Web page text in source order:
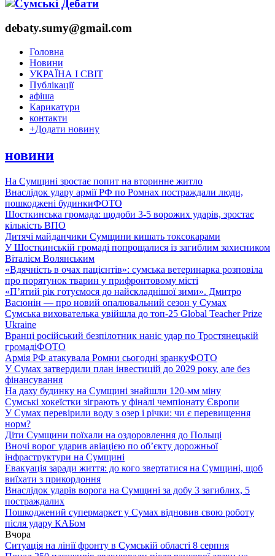
debaty.sumy@gmail.com
Головна
Новини
УКРАЇНА І СВІТ
Публікації
афіша
Карикатури
контакти
+Додати новину
новини
На Сумщині зростає попит на вторинне житло
Внаслідок удару армії РФ по Ромнах постраждали люди,
пошкоджені будинкиФОТО
Шосткинська громада: щодоби 3-5 ворожих ударів, зростає
кількість ВПО
Дитячі майданчики Сумщини кишать токсокарами
У Шосткинській громаді попрощалися із загиблим захисником
Віталієм Волянським
«Вдячність в очах пацієнтів»: сумська ветеринарка розповіла
про порятунок тварин у прифронтовому місті
«П’ятий рік готуємося до найскладнішої зими». Дмитро
Васюнін — про новий опалювальний сезон у Сумах
Сумська вихователька увійшла до топ-25 Global Teacher Prize
Ukraine
Вранці російський безпілотник наніс удар по Тростянецькій
громадіФОТО
Армія РФ атакувала Ромни сьогодні зранкуФОТО
У Сумах затвердили план інвестицій до 2029 року, але без
фінансування
На даху будинку на Сумщині знайшли 120-мм міну
Сумські хокеїстки зіграють у фіналі чемпіонату Європи
У Сумах перевірили воду з озер і річки: чи є перевищення
норм?
Діти Сумщини поїхали на оздоровлення до Польщі
Вночі ворог ударив авіацією по обʼєкту дорожньої
інфраструктури на Сумщині
Евакуація заради життя: до кого звертатися на Сумщині, щоб
виїхати з прикордоння
Внаслідок ударів ворога на Сумщині за добу 3 загиблих, 5
постраждалих
Пошкоджений супермаркет у Сумах відновив свою роботу
після удару КАБом
Вчора
Ситуація на лінії фронту в Сумській області 8 серпня